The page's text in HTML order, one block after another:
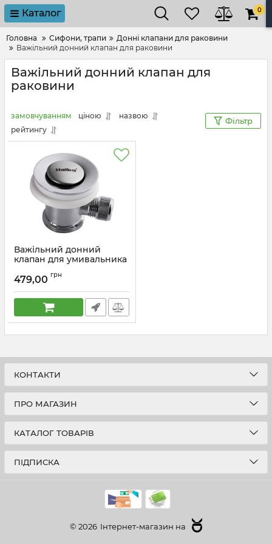
Каталог 0
Головна Сифони, трапи
Донні клапани для раковини
Важільний донний клапан для раковини
Важільний донний клапан для
раковини
замовчуванням ціною
назвою
рейтингу
Фільтр
Важільний донний
клапан для умивальника
переливом (Колір хром)
Артикул: AC0019
479,00 грн
КОНТАКТИ
ПРО МАГАЗИН
КАТАЛОГ ТОВАРІВ
ПІДПИСКА
© 2026 Інтернет-магазин на